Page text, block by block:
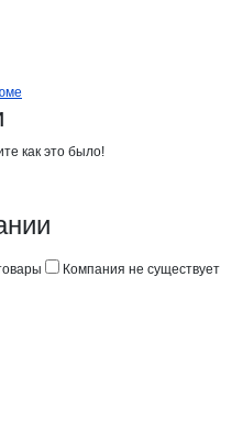
ООО
как это было!
о неточностях
Компания не существует